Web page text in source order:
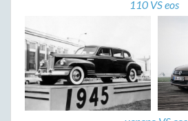
110 VS eos